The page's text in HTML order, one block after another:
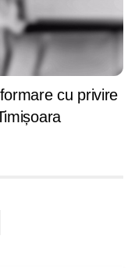
cu privire